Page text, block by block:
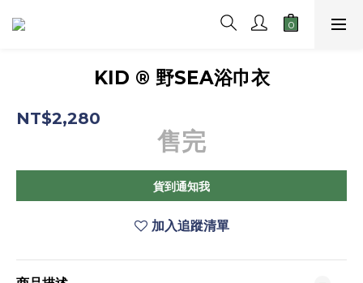
KID ® 野SEA浴巾衣
NT$2,280
售完
貨到通知我
加入追蹤清單